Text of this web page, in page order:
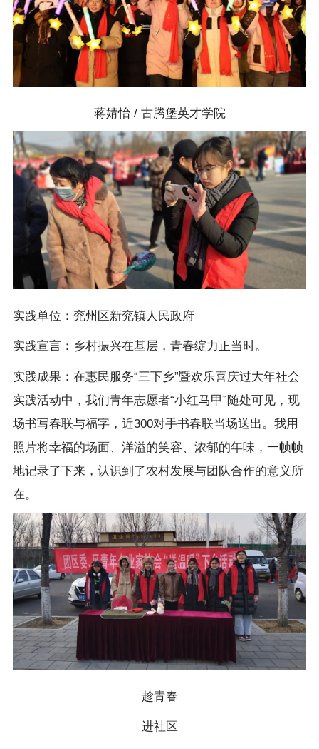
蒋婧怡 / 古腾堡英才学院
实践单位：兖州区新兖镇人民政府
实践宣言：乡村振兴在基层，青春绽力正当时。
实践成果：在惠民服务“三下乡”暨欢乐喜庆过大年社会
实践活动中，我们青年志愿者“小红马甲”随处可见，现
场书写春联与福字，近300对手书春联当场送出。我用
照片将幸福的场面、洋溢的笑容、浓郁的年味，一帧帧
地记录了下来，认识到了农村发展与团队合作的意义所
在。
趁青春
进社区